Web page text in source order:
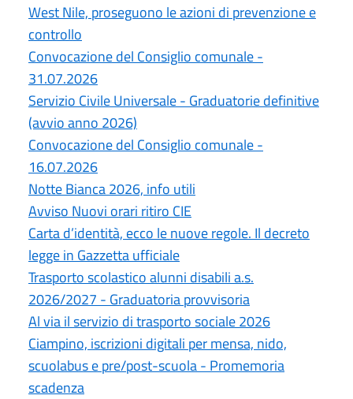
West Nile, proseguono le azioni di prevenzione e
controllo
Convocazione del Consiglio comunale -
31.07.2026
Servizio Civile Universale - Graduatorie definitive
(avvio anno 2026)
Convocazione del Consiglio comunale -
16.07.2026
Notte Bianca 2026, info utili
Avviso Nuovi orari ritiro CIE
Carta d’identità, ecco le nuove regole. Il decreto
legge in Gazzetta ufficiale
Trasporto scolastico alunni disabili a.s.
2026/2027 - Graduatoria provvisoria
Al via il servizio di trasporto sociale 2026
Ciampino, iscrizioni digitali per mensa, nido,
scuolabus e pre/post-scuola - Promemoria
scadenza